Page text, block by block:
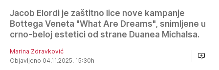
Jacob Elordi je zaštitno lice nove kampanje
Bottega Veneta "What Are Dreams", snimljene u
crno-beloj estetici od strane Duanea Michalsa.
Marina Zdravković
Objavljeno 04.11.2025. 15:30h